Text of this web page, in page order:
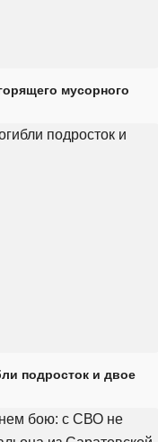
мусорного
подросток и двое